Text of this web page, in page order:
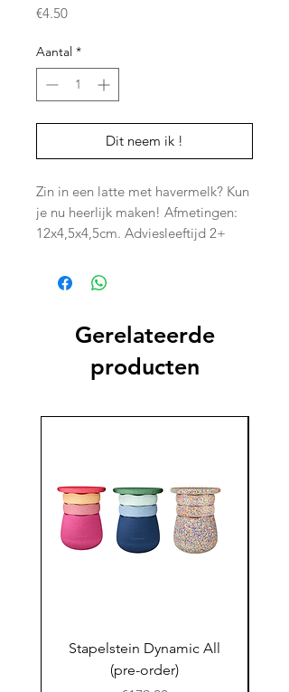
€4.50Prijs
Aantal *
Dit neem ik !
Zin in een latte met havermelk? Kun
je nu heerlijk maken! Afmetingen:
12x4,5x4,5cm. Adviesleeftijd 2+
Gerelateerde
producten
Stapelstein Dynamic All
(pre-order)